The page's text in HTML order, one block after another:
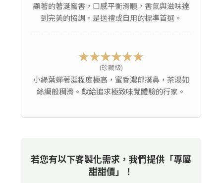
顯著的著涎蜜香，口感平衡滑順，香氣與滋味達
到完美的協調。是送禮或自用的標準首選。
★★★★★★
(珍藏級)
小綠葉蟬著涎程度極高，蜜香濃郁撲鼻，茶湯如
絲綢般稠滑。獻給追求極致味覺體驗的行家。
若您有以下客製化需求，我們提供「專屬
甜甜價」！